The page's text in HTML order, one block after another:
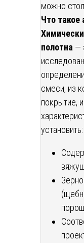
можно
Что такое
полотна —
смеси, из
покрытие,
установить: